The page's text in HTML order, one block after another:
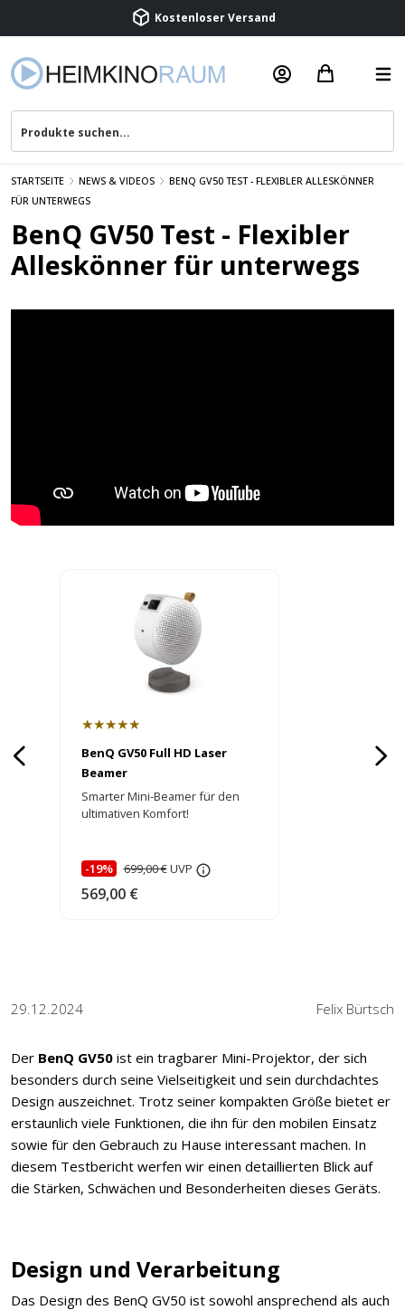
Kostenloser Versand
Beratung & Service
STARTSEITE NEWS & VIDEOS
BENQ GV50 TEST - FLEXIBLER ALLESKÖNNER
FÜR UNTERWEGS
BenQ GV50 Test - Flexibler
Alleskönner für unterwegs
★★★★★
BenQ GV50 Full HD Laser
Beamer
Smarter Mini-Beamer für den
ultimativen Komfort!
-19% 699,00 €UVP
569,00 €
29.12.2024 Felix Bürtsch
Der BenQ GV50 ist ein tragbarer Mini-Projektor, der sich
besonders durch seine Vielseitigkeit und sein durchdachtes
Design auszeichnet. Trotz seiner kompakten Größe bietet er
erstaunlich viele Funktionen, die ihn für den mobilen Einsatz
sowie für den Gebrauch zu Hause interessant machen. In
diesem Testbericht werfen wir einen detaillierten Blick auf
die Stärken, Schwächen und Besonderheiten dieses Geräts.
Design und Verarbeitung
Das Design des BenQ GV50 ist sowohl ansprechend als auch